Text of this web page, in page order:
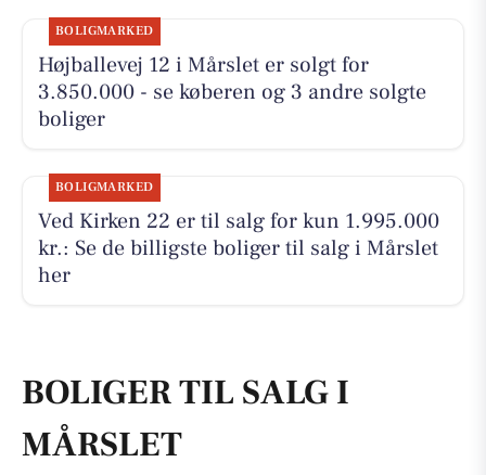
BOLIGMARKED
Højballevej 12 i Mårslet er solgt for
3.850.000 - se køberen og 3 andre solgte
boliger
BOLIGMARKED
Ved Kirken 22 er til salg for kun 1.995.000
kr.: Se de billigste boliger til salg i Mårslet
her
BOLIGER TIL SALG I
MÅRSLET